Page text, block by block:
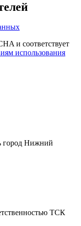
и соответствует
использования
город Нижний
ТСК